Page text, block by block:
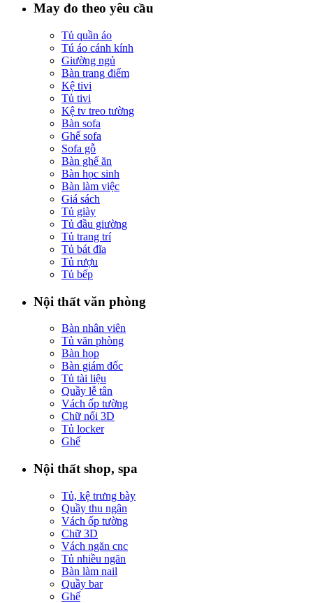
May đo theo yêu cầu
Tủ quần áo
Tú áo cánh kính
Giường ngủ
Bàn trang điểm
Kệ tivi
Tủ tivi
Kệ tv treo tường
Bàn sofa
Ghế sofa
Sofa gỗ
Bàn ghế ăn
Bàn học sinh
Bàn làm việc
Giá sách
Tủ giày
Tủ đầu giường
Tủ trang trí
Tủ bát đĩa
Tủ rượu
Tủ bếp
Nội thất văn phòng
Bàn nhân viên
Tủ văn phòng
Bàn họp
Bàn giám đốc
Tủ tài liệu
Quầy lễ tân
Vách ốp tường
Chữ nổi 3D
Tủ locker
Ghế
Nội thất shop, spa
Tủ, kệ trưng bày
Quầy thu ngân
Vách ốp tường
Chữ 3D
Vách ngăn cnc
Tủ nhiều ngăn
Bàn làm nail
Quầy bar
Ghế